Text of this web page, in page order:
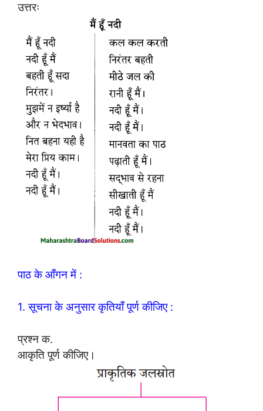
उत्तरः
पाठ के आँगन में :
1. सूचना के अनुसार कृतियाँ पूर्ण कीजिए :
प्रश्न क.
आकृति पूर्ण कीजिए।